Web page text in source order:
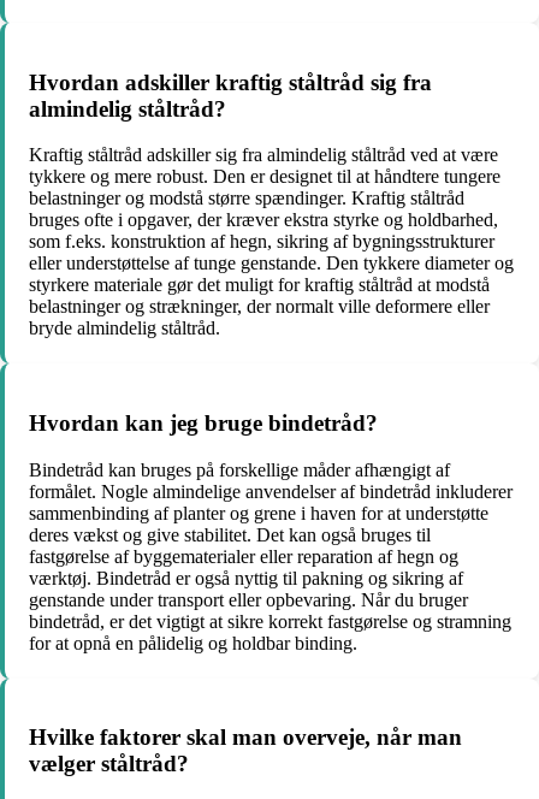
Hvordan adskiller kraftig ståltråd sig fra
almindelig ståltråd?
Kraftig ståltråd adskiller sig fra almindelig ståltråd ved at være
tykkere og mere robust. Den er designet til at håndtere tungere
belastninger og modstå større spændinger. Kraftig ståltråd
bruges ofte i opgaver, der kræver ekstra styrke og holdbarhed,
som f.eks. konstruktion af hegn, sikring af bygningsstrukturer
eller understøttelse af tunge genstande. Den tykkere diameter og
styrkere materiale gør det muligt for kraftig ståltråd at modstå
belastninger og strækninger, der normalt ville deformere eller
bryde almindelig ståltråd.
Hvordan kan jeg bruge bindetråd?
Bindetråd kan bruges på forskellige måder afhængigt af
formålet. Nogle almindelige anvendelser af bindetråd inkluderer
sammenbinding af planter og grene i haven for at understøtte
deres vækst og give stabilitet. Det kan også bruges til
fastgørelse af byggematerialer eller reparation af hegn og
værktøj. Bindetråd er også nyttig til pakning og sikring af
genstande under transport eller opbevaring. Når du bruger
bindetråd, er det vigtigt at sikre korrekt fastgørelse og stramning
for at opnå en pålidelig og holdbar binding.
Hvilke faktorer skal man overveje, når man
vælger ståltråd?